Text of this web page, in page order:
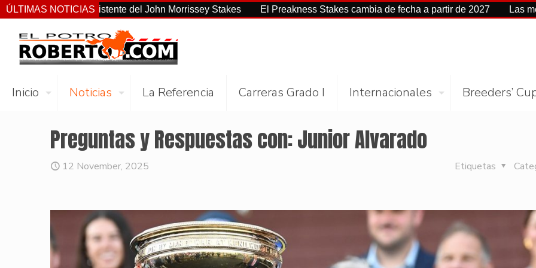
ÚLTIMAS NOTICIAS
más consistente del John Morrissey Stakes El Preakness Stakes cambia de fecha a partir de 2027 Las mejores
Inicio Noticias La Referencia Carreras Grado I Internacionales Breeders’
Preguntas y Respuestas con: Junior Alvarado
12 November, 2025 Etiquetas